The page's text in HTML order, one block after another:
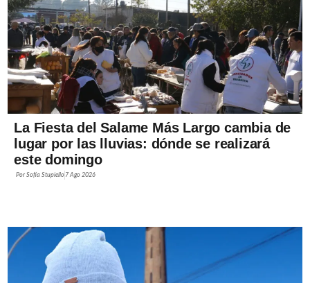
La Fiesta del Salame Más Largo cambia de
lugar por las lluvias: dónde se realizará
este domingo
PorSofía Stupiello 7 Ago 2026